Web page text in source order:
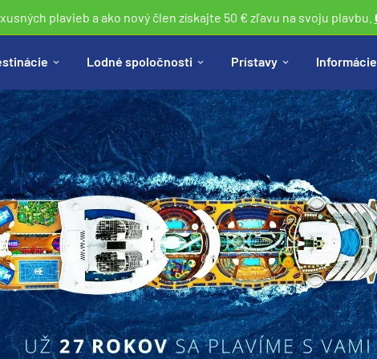
plavieb a ako nový člen získajte 50 € zľavu na svoju plavbu.
Lodné spoločnosti Prístavy Informácie